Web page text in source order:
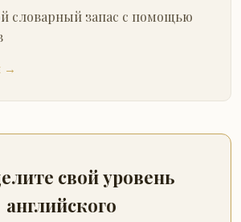
словарный запас с помощью
→
свой уровень
английского